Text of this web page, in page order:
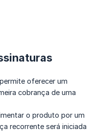
permite oferecer um
cobrança de uma
o produto por um
recorrente será iniciada